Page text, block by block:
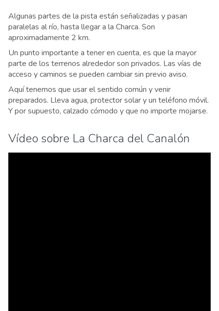
Algunas partes de la pista están señalizadas y pasan
paralelas al río, hasta llegar a la Charca. Son
aproximadamente 2 km.
Un punto importante a tener en cuenta, es que la mayor
parte de los terrenos alrededor son privados. Las vías de
acceso y caminos se pueden cambiar sin previo aviso.
Aquí tenemos que usar el sentido común y venir
preparados. Lleva agua, protector solar y un teléfono móvil.
Y por supuesto, calzado cómodo y que no importe mojarse.
Vídeo sobre La Charca del Canalón